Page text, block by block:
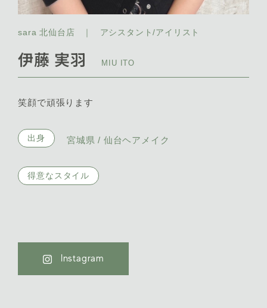
sara 北仙台店 アシスタント/アイリスト
伊藤 実羽 MIU ITO
笑顔で頑張ります
出身 宮城県 / 仙台ヘアメイク
得意なスタイル
Instagram